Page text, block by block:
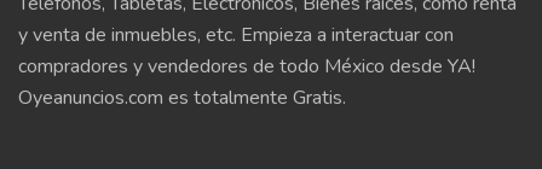
y venta de inmuebles, etc. Empieza a interactuar con
compradores y vendedores de todo México desde YA!
Oyeanuncios.com es totalmente Gratis.